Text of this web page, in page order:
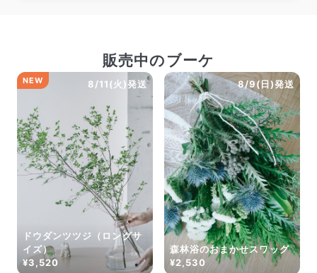
販売中のブーケ
8/11(火)発送
NEW
ドウダンツツジ（ロングサ
イズ）
¥3,520
8/9(日)発送
森林浴のおまかせスワッグ
¥2,530